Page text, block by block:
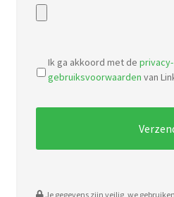
types:
pdf,
doc.
Ik ga akkoord met de
gebruiksvoorwaarden van
Je gegevens zijn veilig, we